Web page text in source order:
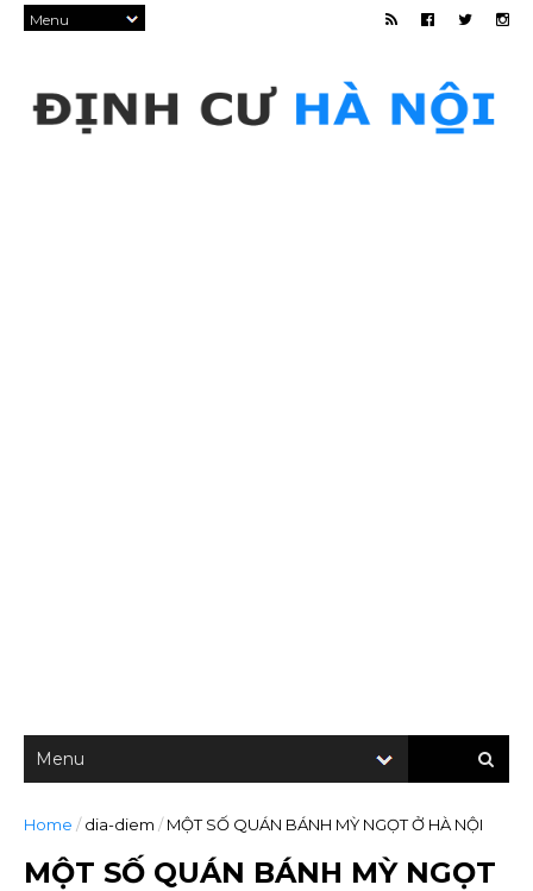
Home / dia-diem / MỘT SỐ QUÁN BÁNH MỲ NGỌT Ở HÀ NỘI
MỘT SỐ QUÁN BÁNH MỲ NGỌT